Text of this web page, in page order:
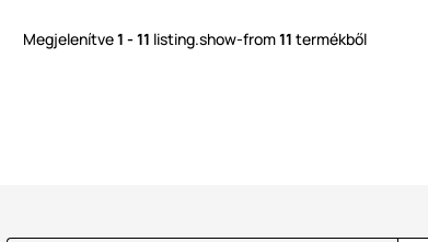
Megjelenítve1 - 11 listing.show-from11 termékből